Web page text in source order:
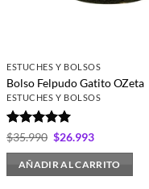
producto
ESTUCHES Y BOLSOS
Bolso Felpudo Gatito OZeta
ESTUCHES Y BOLSOS
Valorado
$35.990 El
original
era:
$26.993El
actual
es:
AÑADIR AL CARRITO